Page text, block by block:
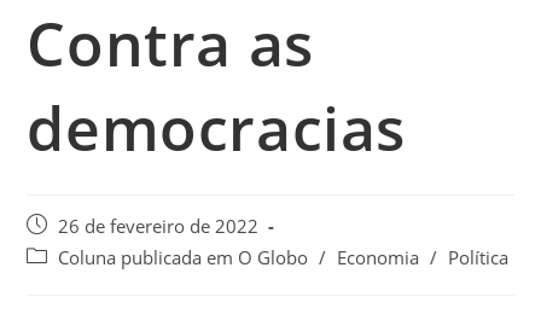
Contra as
democracias
26 de fevereiro de 2022
Coluna publicada em O Globo / Economia / Política